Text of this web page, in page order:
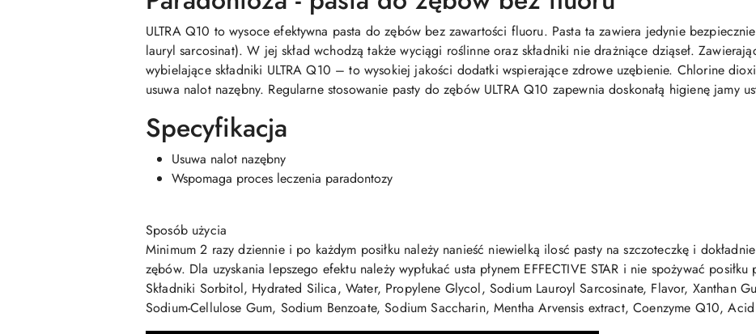
ULTRA Q10 to wysoce efektywna pasta do zębów bez zawartości fluoru. Pasta ta zawiera jedynie
lauryl sarcosinat). W jej skład wchodzą także wyciągi roślinne oraz składniki nie drażniące dziąseł.
wybielające składniki ULTRA Q10 – to wysokiej jakości dodatki wspierające zdrowe uzębienie. Chlorine
usuwa nalot nazębny. Regularne stosowanie pasty do zębów ULTRA Q10 zapewnia doskonałą higienę jamy
Specyfikacja
Usuwa nalot nazębny
Wspomaga proces leczenia paradontozy
Sposób użycia
Minimum 2 razy dziennie i po każdym posiłku należy nanieść niewielką ilosć pasty na szczoteczkę i
zębów. Dla uzyskania lepszego efektu należy wypłukać usta płynem EFFECTIVE STAR i nie spożywać
Składniki Sorbitol, Hydrated Silica, Water, Propylene Glycol, Sodium Lauroyl Sarcosinate, Flavor, Xanthan
Sodium-Cellulose Gum, Sodium Benzoate, Sodium Saccharin, Mentha Arvensis extract, Coenzyme Q10,